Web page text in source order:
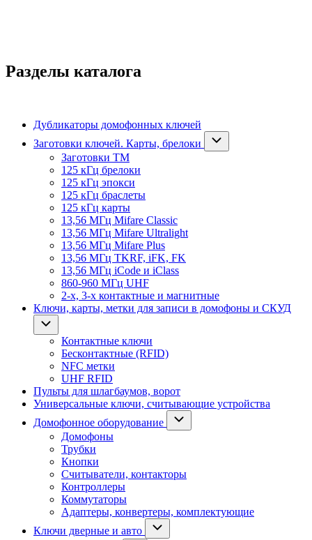
Разделы каталога
Дубликаторы домофонных ключей
Заготовки ключей. Карты, брелоки
Заготовки ТМ
125 кГц брелоки
125 кГц эпокси
125 кГц браслеты
125 кГц карты
13,56 МГц Mifare Classic
13,56 МГц Mifare Ultralight
13,56 МГц Mifare Plus
13,56 МГц TKRF, iFK, FK
13,56 МГц iCode и iClass
860-960 МГц UHF
2-х, 3-х контактные и магнитные
Ключи, карты, метки для записи в домофоны и СКУД
Контактные ключи
Бесконтактные (RFID)
NFC метки
UHF RFID
Пульты для шлагбаумов, ворот
Универсальные ключи, считывающие устройства
Домофонное оборудование
Домофоны
Трубки
Кнопки
Считыватели, контакторы
Контроллеры
Коммутаторы
Адаптеры, конвертеры, комплектующие
Ключи дверные и авто